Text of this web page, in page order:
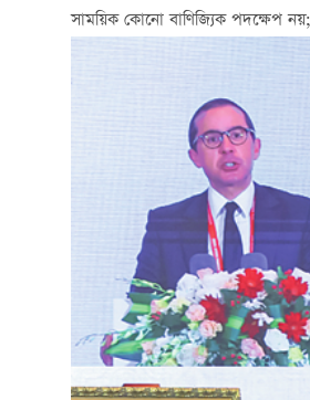
সাময়িক কোনো বাণিজ্যিক পদক্ষেপ নয়;